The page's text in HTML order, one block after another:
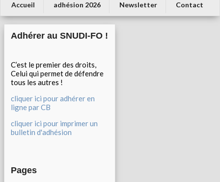
Accueil adhésion 2026 Newsletter Contact
Adhérer au SNUDI-FO !
C’est le premier des droits,
Celui qui permet de défendre
tous les autres !
cliquer ici pour adhérer en
ligne par CB
cliquer ici pour imprimer un
bulletin d'adhésion
Pages